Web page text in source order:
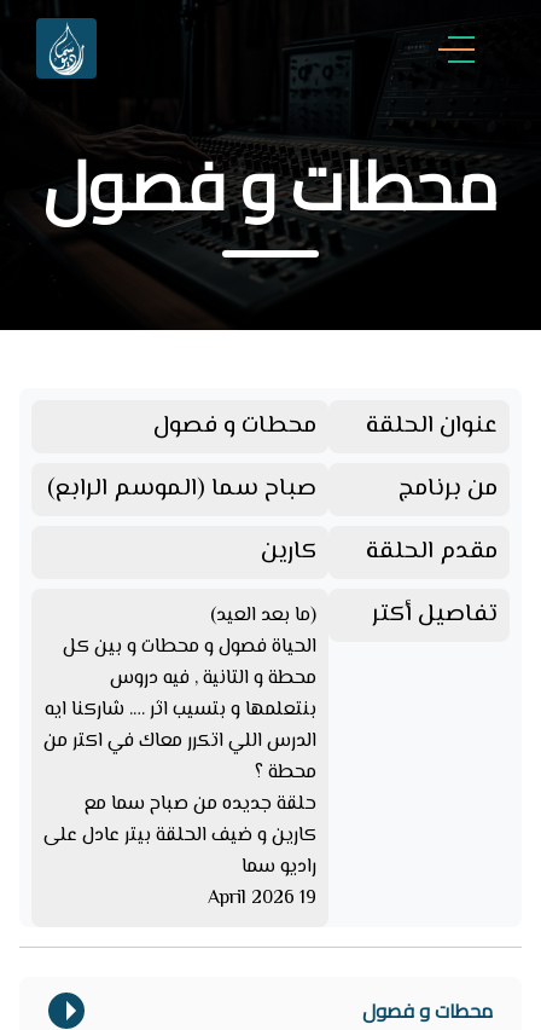
محطات و فصول
عنوان الحلقة
محطات و فصول
من برنامج
صباح سما (الموسم الرابع)
مقدم الحلقة
كارين
تفاصيل أكتر
(ما بعد العيد)
الحياة فصول و محطات و بين كل
محطة و التانية , فيه دروس
بنتعلمها و بتسيب اثر …. شاركنا ايه
الدرس اللي اتكرر معاك في اكتر من
محطة ؟
حلقة جديده من صباح سما مع
كارين و ضيف الحلقة بيتر عادل على
راديو سما
19 April 2026
محطات و فصول